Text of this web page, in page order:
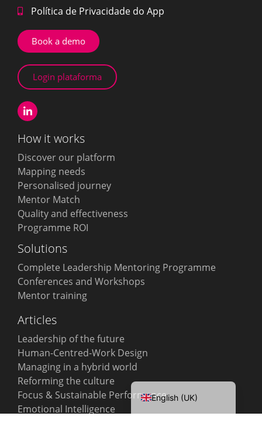
Política de Privacidade do App
Book a demo
Login plataforma
How it works
Discover our platform
Mapping needs
Personalised journey
Mentor Match
Quality and effectiveness
Programme ROI
Solutions
Complete Leadership Mentoring Programme
Conferences and Workshops
Mentor training
Articles
Leadership of the future
Human-Centred-Work Design
Managing in a hybrid world
Reforming the culture
Focus & Sustainable Performance
Emotional Intelligence
English (UK)